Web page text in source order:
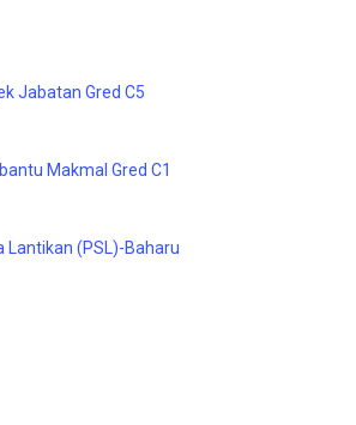
Jabatan Gred C5
Makmal Gred C1
Lantikan (PSL)-Baharu